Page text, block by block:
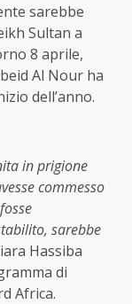
sarebbe
Sultan a
8 aprile,
Al Nour ha
dell’anno.
in prigione
commesso
sarebbe
Hassiba
di
Africa.